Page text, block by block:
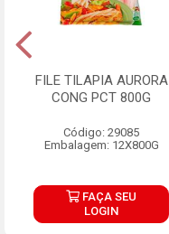
FILE TILAPIA AURORA
CONG PCT 800G
Código: 29085
Embalagem: 12X800G
FAÇA SEU
LOGIN